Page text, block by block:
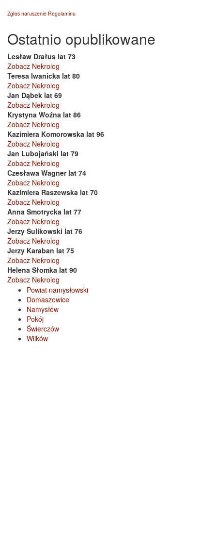
Zgłoś naruszenie Regulaminu
Ostatnio opublikowane
Lesław Drałus lat 73
Zobacz Nekrolog
Teresa Iwanicka lat 80
Zobacz Nekrolog
Jan Dąbek lat 69
Zobacz Nekrolog
Krystyna Woźna lat 86
Zobacz Nekrolog
Kazimiera Komorowska lat 96
Zobacz Nekrolog
Jan Lubojański lat 79
Zobacz Nekrolog
Czesława Wagner lat 74
Zobacz Nekrolog
Kazimiera Raszewska lat 70
Zobacz Nekrolog
Anna Smotrycka lat 77
Zobacz Nekrolog
Jerzy Sulikowski lat 76
Zobacz Nekrolog
Jerzy Karaban lat 75
Zobacz Nekrolog
Helena Słomka lat 90
Zobacz Nekrolog
Powiat namysłowski
Domaszowice
Namysłów
Pokój
Świerczów
Wilków